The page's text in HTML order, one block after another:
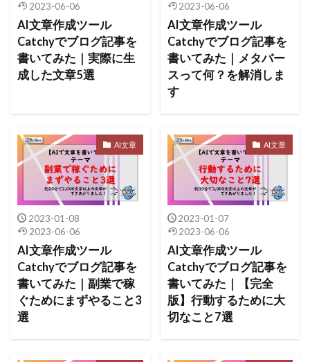
2023-06-06
AI文章作成ツール
Catchyでブログ記事を
書いてみた｜実際に生
成した文章5選
2023-06-06
AI文章作成ツール
Catchyでブログ記事を
書いてみた｜メタバー
スって何？を解消しま
す
AI文章
2023-01-08
2023-06-06
AI文章作成ツール
Catchyでブログ記事を
書いてみた｜副業で稼
ぐためにまずやること3
選
AI文章
2023-01-07
2023-06-06
AI文章作成ツール
Catchyでブログ記事を
書いてみた｜【完全
版】行動するために大
切なこと7選